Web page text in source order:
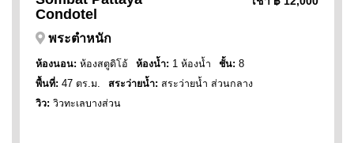
Condotel
พระตำหนัก
ห้องนอน: ห้องสตูดิโอ้ ห้องน้ำ: 1 ห้องน้ำ ชั้น: 8
พื้นที่: 47 ตร.ม. สระว่ายน้ำ: สระว่ายน้ำ ส่วนกลาง
วิว: วิวทะเลบางส่วน